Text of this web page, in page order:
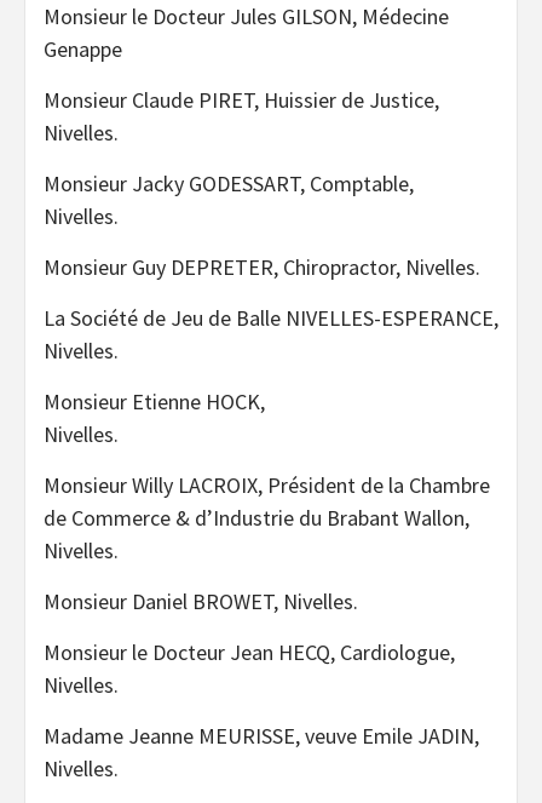
Monsieur le Docteur Jules GILSON, Médecine
Genappe
Monsieur Claude PIRET, Huissier de Justice,
Nivelles.
Monsieur Jacky GODESSART, Comptable,
Nivelles.
Monsieur Guy DEPRETER, Chiropractor, Nivelles.
La Société de Jeu de Balle NIVELLES-ESPERANCE,
Nivelles.
Monsieur Etienne HOCK,
Nivelles.
Monsieur Willy LACROIX, Président de la Chambre
de Commerce & d’Industrie du Brabant Wallon,
Nivelles.
Monsieur Daniel BROWET, Nivelles.
Monsieur le Docteur Jean HECQ, Cardiologue,
Nivelles.
Madame Jeanne MEURISSE, veuve Emile JADIN,
Nivelles.